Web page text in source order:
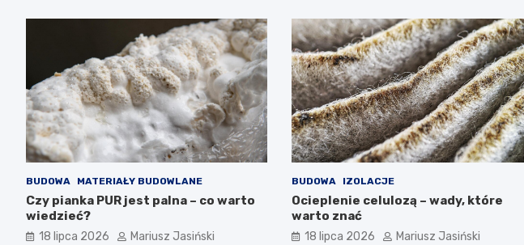
BUDOWA MATERIAŁY BUDOWLANE
Czy pianka PUR jest palna – co warto
wiedzieć?
18 lipca 2026 Mariusz Jasiński
BUDOWA IZOLACJE
Ocieplenie celulozą – wady, które
warto znać
18 lipca 2026 Mariusz Jasiński